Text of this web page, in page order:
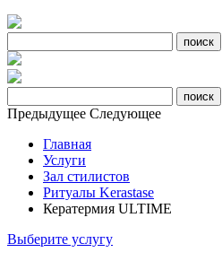
Предыдущее Следующее
Главная
Услуги
Зал стилистов
Ритуалы Kerastase
Кератермия ULTIME
Выберите услугу